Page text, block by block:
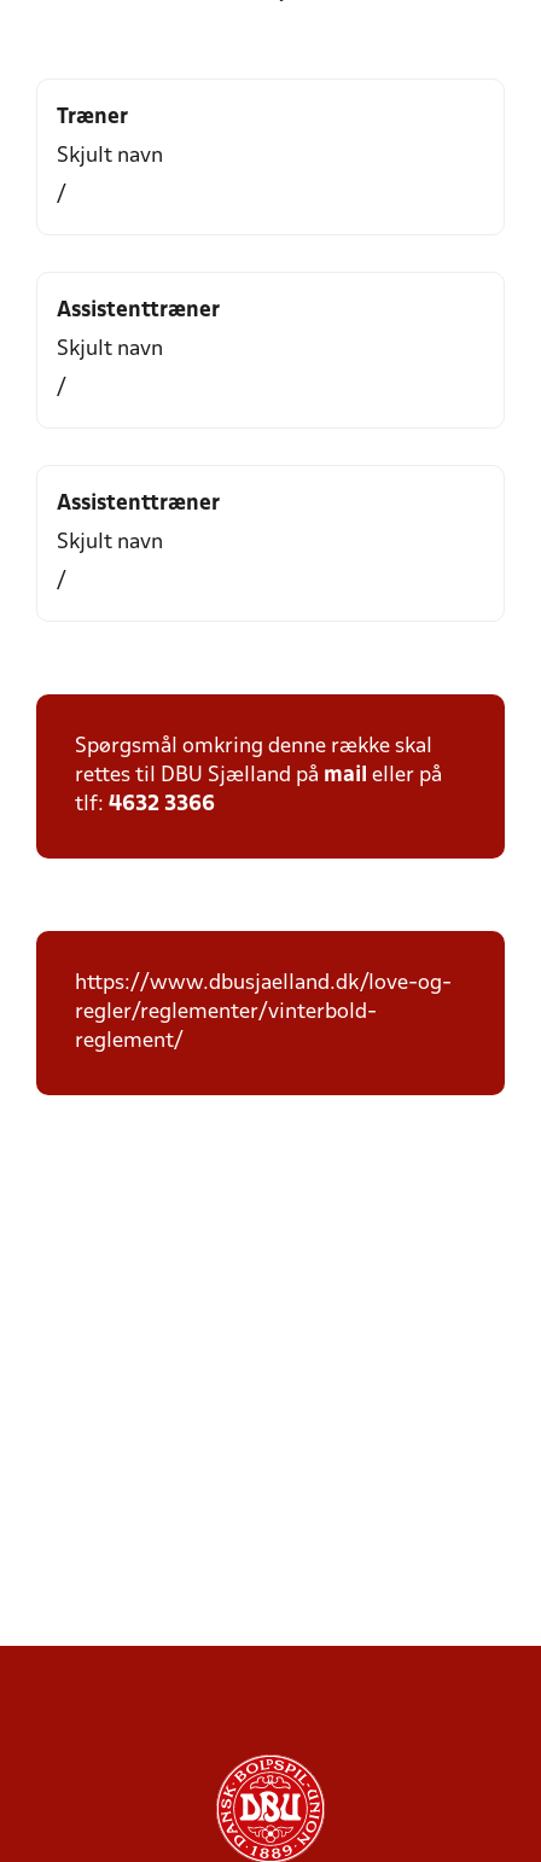
Træner
Skjult navn
/
Assistenttræner
Skjult navn
/
Assistenttræner
Skjult navn
/
Spørgsmål omkring denne række skal
rettes til DBU Sjælland på mail eller på
tlf: 4632 3366
https://www.dbusjaelland.dk/love-og-
regler/reglementer/vinterbold-
reglement/